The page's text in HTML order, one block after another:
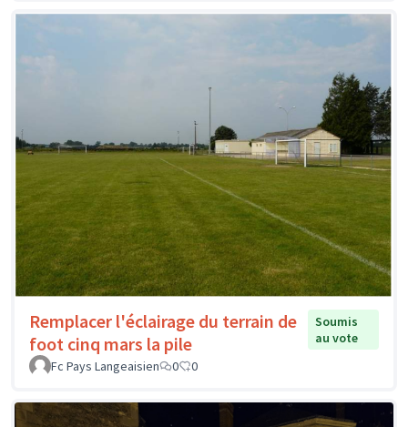
Remplacer l'éclairage du terrain de
foot cinq mars la pile
Soumis
au vote
Fc Pays Langeaisien
0 0